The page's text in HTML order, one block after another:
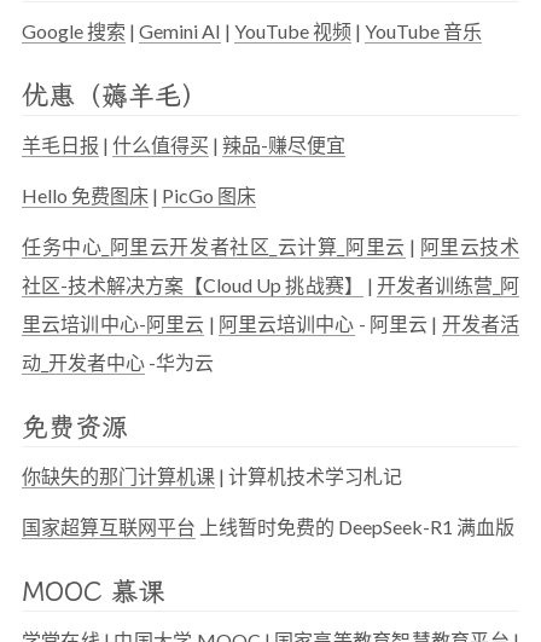
Google 搜索 | Gemini AI | YouTube 视频 | YouTube 音乐
优惠（薅羊毛）
羊毛日报 | 什么值得买 | 辣品-赚尽便宜
Hello 免费图床 | PicGo 图床
任务中心_阿里云开发者社区_云计算_阿里云 | 阿里云技术
社区-技术解决方案【Cloud Up 挑战赛】
| 开发者训练营_阿
里云培训中心-阿里云 | 阿里云培训中心 - 阿里云 | 开发者活
动_开发者中心 -华为云
免费资源
你缺失的那门计算机课 | 计算机技术学习札记
国家超算互联网平台 上线暂时免费的 DeepSeek-R1 满血版
MOOC 慕课